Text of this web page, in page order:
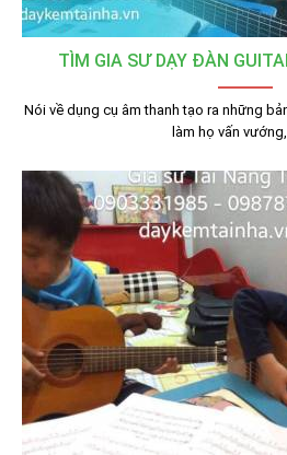
TÌM GIA SƯ DẠY ĐÀN
Nói về dụng cụ âm thanh tạo ra những
làm họ vấn